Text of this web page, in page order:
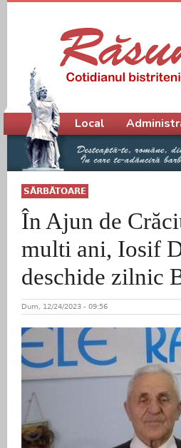
SĂRBĂTOARE
În Ajun de
multi ani, Iosif
deschide zilnic
Dum, 12/24/2023 - 09:56
Meniu principal
Local